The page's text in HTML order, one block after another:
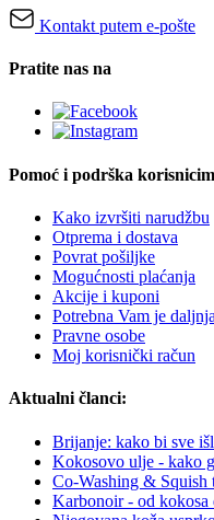
Kontakt putem e-pošte
Pratite nas na
Pomoć i podrška
Kako izvršiti narudžbu
Otprema i dostava
Povrat pošiljke
Mogućnosti plaćanja
Akcije i kuponi
Potrebna Vam je
Pravne osobe
Moj korisnički račun
Aktualni članci:
Brijanje: kako bi sve
Kokosovo ulje - kako
Co-Washing & Squish
Karbonoir - od kokosa